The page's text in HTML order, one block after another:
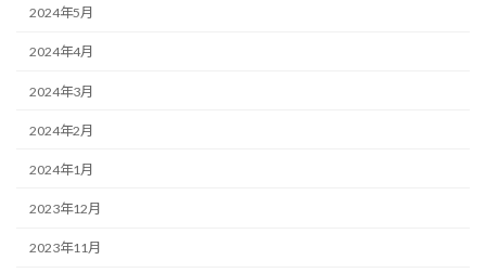
2024年5月
2024年4月
2024年3月
2024年2月
2024年1月
2023年12月
2023年11月